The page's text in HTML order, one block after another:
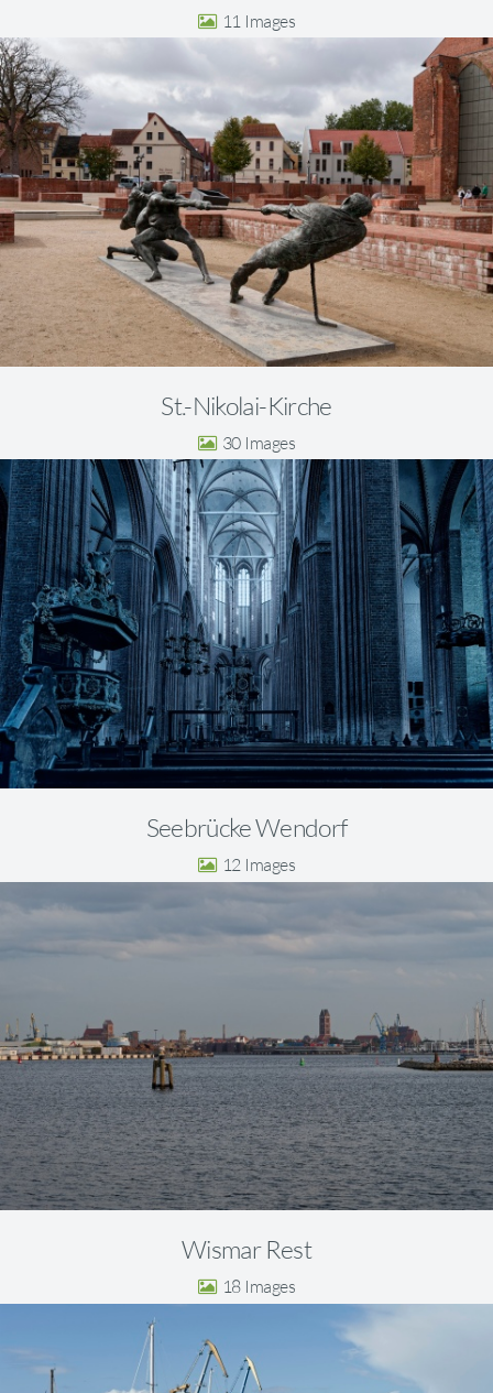
11
St.-Nikolai-Kirche
30
Seebrücke Wendorf
12
Wismar Rest
18